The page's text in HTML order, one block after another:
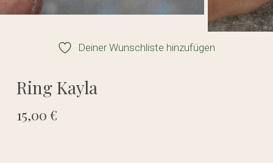
Deiner Wunschliste hinzufügen
Ring Kayla
15,00 €